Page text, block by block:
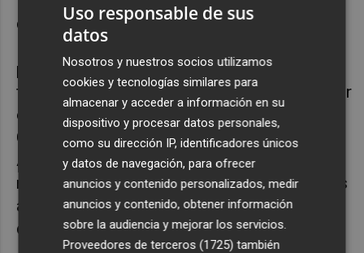
de rotulistas y letristas artesanales, puede
inspirar a las nuevas generaciones de
profesionales del diseño a explorar otras
formas de creación, alejadas de lo digital. Por
otro lado, su esencia nos conecta con el
Congreso Internacional de Tipografía que la
ADCV organizó durante años, acercando el
mundo de la letra a profesionales y personas
aficionadas”, apuntaMaría Navarro, gerente
de la ADCV.
Uso responsable de sus
datos
Nosotros y nuestros socios utilizamos
cookies y tecnologías similares para
almacenar y acceder a información en su
dispositivo y procesar datos personales,
como su dirección IP, identificadores únicos
y datos de navegación, para ofrecer
anuncios y contenido personalizados, medir
anuncios y contenido, obtener información
sobre la audiencia y mejorar los servicios.
Proveedores de terceros (1725) también